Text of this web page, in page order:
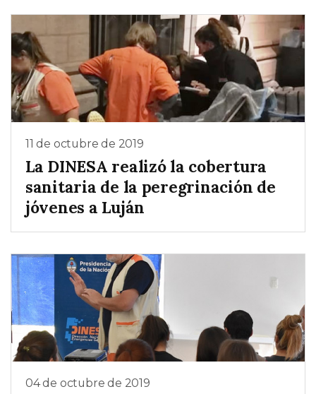
11 de octubre de 2019
La DINESA realizó la cobertura
sanitaria de la peregrinación de
jóvenes a Luján
04 de octubre de 2019